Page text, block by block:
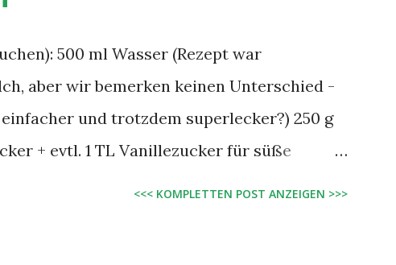
500 ml Wasser (Rezept war
aber wir bemerken keinen Unterschied -
und trotzdem superlecker?) 250 g
+ evtl. 1 TL Vanillezucker für süße
<<< KOMPLETTEN POST ANZEIGEN >>>